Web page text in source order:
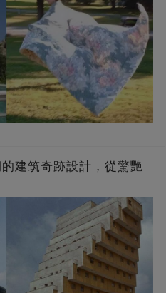
建筑奇跡設計，從驚艷